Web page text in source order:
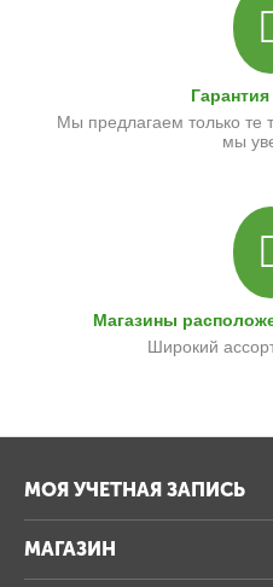
Мы предлагаем только те
мы
Магазины
Широкий
МОЯ УЧЕТНАЯ ЗАПИСЬ
МАГАЗИН